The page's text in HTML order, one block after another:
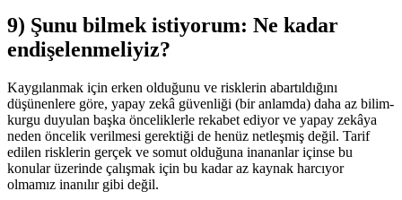
9) Şunu bilmek istiyorum: Ne kadar
endişelenmeliyiz?
Kaygılanmak için erken olduğunu ve risklerin abartıldığını
düşünenlere göre, yapay zekâ güvenliği (bir anlamda) daha az bilim-
kurgu duyulan başka önceliklerle rekabet ediyor ve yapay zekâya
neden öncelik verilmesi gerektiği de henüz netleşmiş değil. Tarif
edilen risklerin gerçek ve somut olduğuna inananlar içinse bu
konular üzerinde çalışmak için bu kadar az kaynak harcıyor
olmamız inanılır gibi değil.